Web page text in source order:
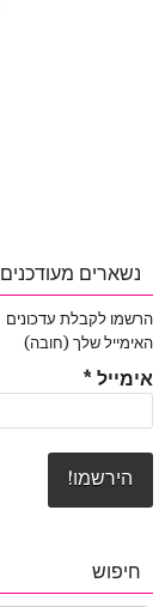
נשארים מעודכנים
הרשמו לקבלת עדכונים
האימייל שלך (חובה)
אימייל *
חיפוש